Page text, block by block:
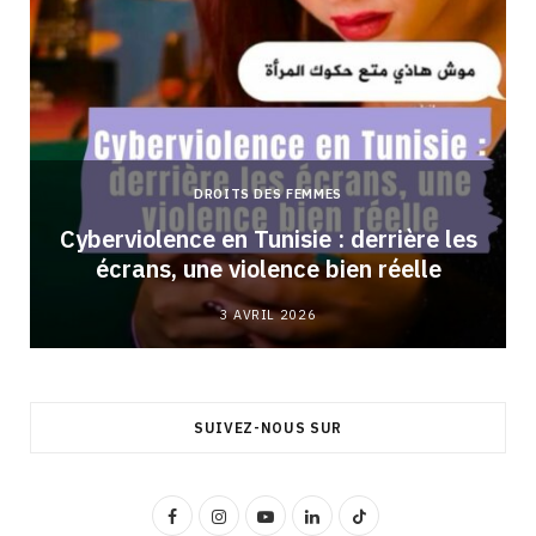
DROITS DES FEMMES
Cyberviolence en Tunisie : derrière les
écrans, une violence bien réelle
3 AVRIL 2026
SUIVEZ-NOUS SUR
F
I
Y
L
T